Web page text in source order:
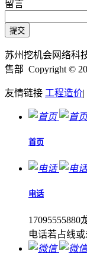
留言
苏州挖机会网络科
售部 Copyright ©
友情链接 工程造价|
首页
电话
17095555880
电话若占线